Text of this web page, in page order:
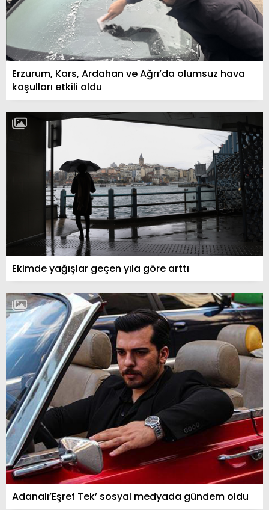
Erzurum, Kars, Ardahan ve Ağrı’da olumsuz hava
koşulları etkili oldu
Ekimde yağışlar geçen yıla göre arttı
Adanalı’Eşref Tek’ sosyal medyada gündem oldu